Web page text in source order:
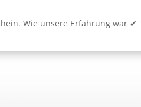
Wie unsere Erfahrung war